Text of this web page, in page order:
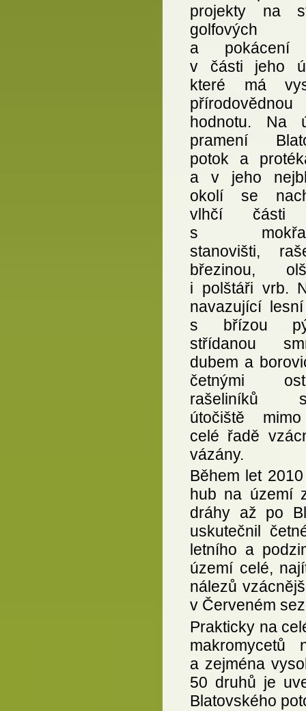
projekty na
golfových
a pokácení
v části jeho
které má
přírodovědnou
hodnotu. Na
pramení
potok a
a v jeho
okolí se
vlhčí části
s
stanovišti,
březinou,
i polštáři vrb.
navazující
s břízou
střídanou
dubem a
četnými
rašeliníků
útočiště
celé řadě
vázány.
Během let
hub na území
dráhy až po
uskutečnil
letního a
území celé,
nálezů
v Červeném
Prakticky na
a zejména
50 druhů je
Blatovského